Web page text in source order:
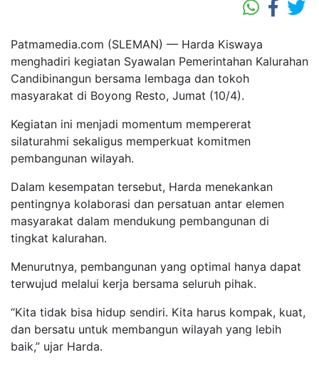
Patmamedia.com (SLEMAN) — Harda Kiswaya
menghadiri kegiatan Syawalan Pemerintahan Kalurahan
Candibinangun bersama lembaga dan tokoh
masyarakat di Boyong Resto, Jumat (10/4).
Kegiatan ini menjadi momentum mempererat
silaturahmi sekaligus memperkuat komitmen
pembangunan wilayah.
Dalam kesempatan tersebut, Harda menekankan
pentingnya kolaborasi dan persatuan antar elemen
masyarakat dalam mendukung pembangunan di
tingkat kalurahan.
Menurutnya, pembangunan yang optimal hanya dapat
terwujud melalui kerja bersama seluruh pihak.
“Kita tidak bisa hidup sendiri. Kita harus kompak, kuat,
dan bersatu untuk membangun wilayah yang lebih
baik,” ujar Harda.